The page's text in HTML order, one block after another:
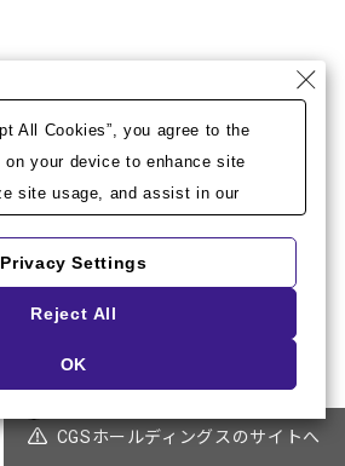
CGSホールディングスのサイトへ
All Cookies”, you agree to the
your device to enhance site
site usage, and assist in our
Privacy Settings
Reject All
OK